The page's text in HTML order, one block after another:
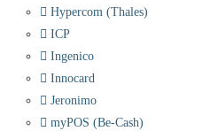
Hypercom (Thales)
ICP
Ingenico
Innocard
Jeronimo
myPOS (Be-Cash)